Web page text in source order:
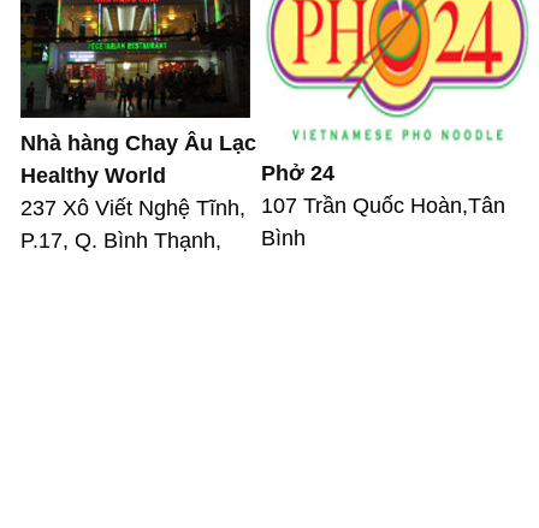
Nhà hàng Chay Âu Lạc
Healthy World
237 Xô Viết Nghệ Tĩnh,
P.17, Q. Bình Thạnh,
Phở 24
107 Trần Quốc Hoàn,Tân
Bình